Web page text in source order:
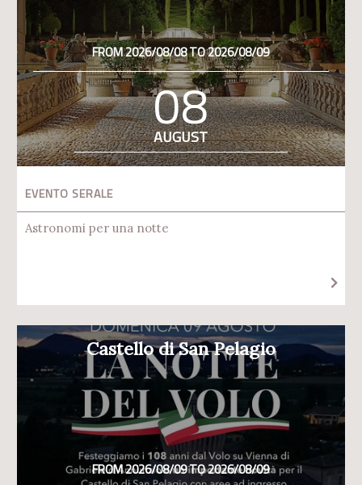
FROM 2026/08/08 TO 2026/08/09
08
AUGUST
EVENTO SERALE
Astronomi per una notte
Castello di San Pelagio
FROM 2026/08/09 TO 2026/08/09